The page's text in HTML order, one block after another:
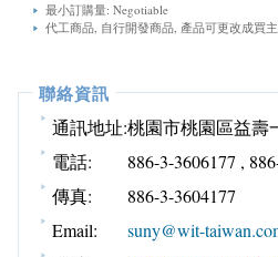
最小訂購量: Negotiable
代工商品, 自行開發商品, 產品可更改成買
聯絡資訊
通訊地址:桃園市桃園區益壽
電話:
886-3-3606177 ,
傳真:
886-3-3604177
Email:
suny@wit-